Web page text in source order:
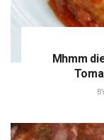
Mhmm